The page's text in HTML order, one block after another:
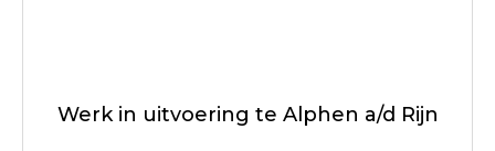
Werk in uitvoering te Alphen a/d Rijn